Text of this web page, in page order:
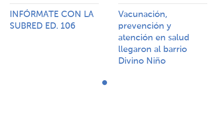
INFÓRMATE CON LA
SUBRED ED. 106
Vacunación,
prevención y
atención en salud
llegaron al barrio
Divino Niño